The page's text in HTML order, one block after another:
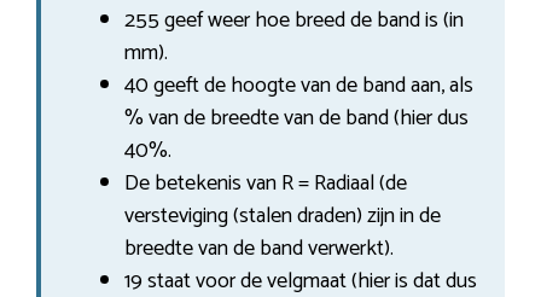
255 geef weer hoe breed de band is (in
mm).
40 geeft de hoogte van de band aan, als
% van de breedte van de band (hier dus
40%.
De betekenis van R = Radiaal (de
versteviging (stalen draden) zijn in de
breedte van de band verwerkt).
19 staat voor de velgmaat (hier is dat dus